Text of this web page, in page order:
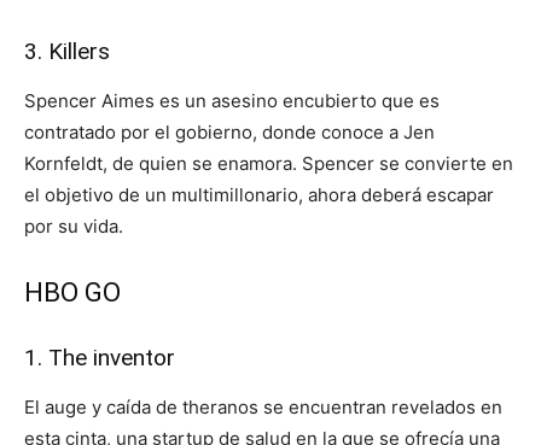
3. Killers
Spencer Aimes es un asesino encubierto que es
contratado por el gobierno, donde conoce a Jen
Kornfeldt, de quien se enamora. Spencer se convierte en
el objetivo de un multimillonario, ahora deberá escapar
por su vida.
HBO GO
1. The inventor
El auge y caída de theranos se encuentran revelados en
esta cinta, una startup de salud en la que se ofrecía una